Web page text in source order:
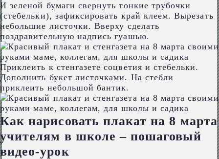
И зеленой бумаги свернуть тонкие трубочки
(стебельки), зафиксировать край клеем. Вырезать
небольшие листочки. Вверху сделать
поздравительную надпись гуашью.
Приклеить к стенгазете соцветия и стебельки.
Дополнить букет листочками. На стебли
приклеить небольшой бантик.
Как нарисовать плакат на 8 марта
учителям в школе – пошаговый
видео-урок